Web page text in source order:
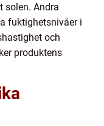
solen. Andra
fuktighetsnivåer i
och
produktens